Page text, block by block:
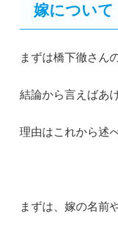
嫁について
まずは橋下徹さん
結論から言えばあ
理由はこれから述
まずは、嫁の名前